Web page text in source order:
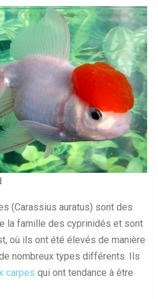
(Carassius auratus) sont des
la famille des cyprinidés et sont
où ils ont été élevés de manière
nombreux types différents. Ils
carpes qui ont tendance à être